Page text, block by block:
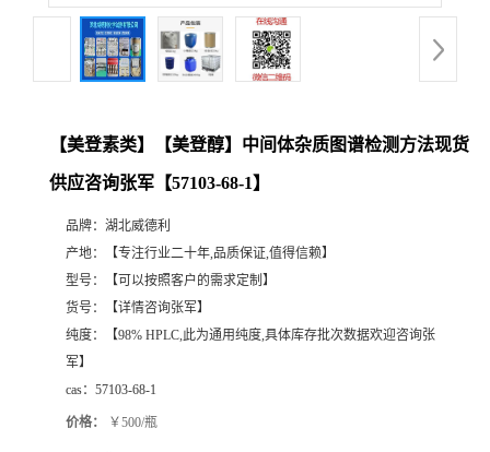
【美登素类】【美登醇】中间体杂质图谱检测方法现货
供应咨询张军【57103-68-1】
品牌： 湖北威德利
产地：
【专注行业二十年,品质保证,值得信赖】
型号：
【可以按照客户的需求定制】
货号：
【详情咨询张军】
纯度：
【98% HPLC,此为通用纯度,具体库存批次数据欢迎咨询张
军】
cas： 57103-68-1
价格： ￥500/瓶